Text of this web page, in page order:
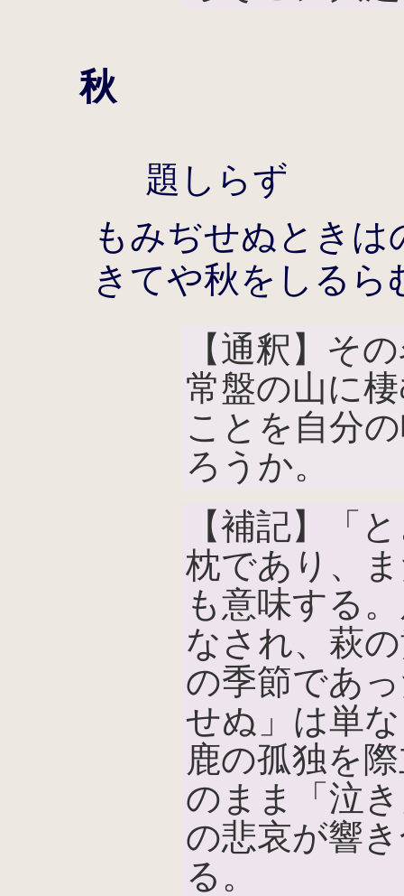
秋
題しらず
もみぢせぬとき
きてや秋をしるら
【通釈】そ
常盤の山に
ことを自分
ろうか。
【補記】「
枕であり、
も意味する
なされ、萩
の季節であ
せぬ」は単
鹿の孤独を
のまま「泣
の悲哀が響
る。